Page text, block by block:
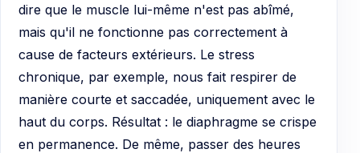
dire que le muscle lui-même n'est pas abîmé,
mais qu'il ne fonctionne pas correctement à
cause de facteurs extérieurs. Le stress
chronique, par exemple, nous fait respirer de
manière courte et saccadée, uniquement avec le
haut du corps. Résultat : le diaphragme se crispe
en permanence. De même, passer des heures